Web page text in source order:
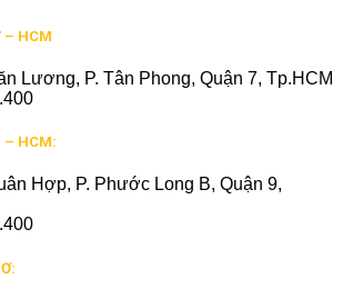
– HCM
Lương, P. Tân Phong, Quận 7, Tp.HCM
– HCM:
Hợp, P. Phước Long B, Quận 9,